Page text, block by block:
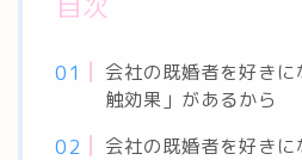
目次
会社の既婚者を好き
触効果」があるから
会社の既婚者を好き